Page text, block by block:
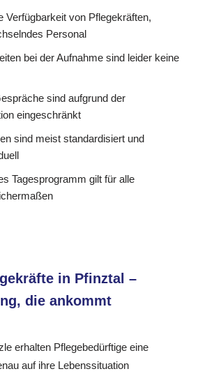
Verfügbarkeit von Pflegekräften,
Personal
bei der Aufnahme sind leider keine
sind aufgrund der
eingeschränkt
sind meist standardisiert und
Tagesprogramm gilt für alle
in Pfinztal –
die ankommt
erhalten Pflegebedürftige eine
auf ihre Lebenssituation